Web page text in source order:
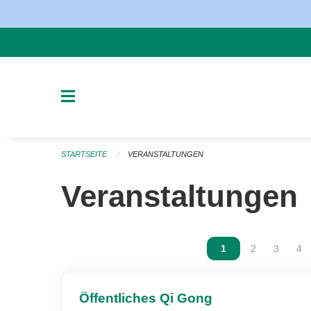
STARTSEITE VERANSTALTUNGEN
Veranstaltungen
Vous êtes sur la
1 Vous êtes
2 Vous
3 4
Öffentliches Qi Gong